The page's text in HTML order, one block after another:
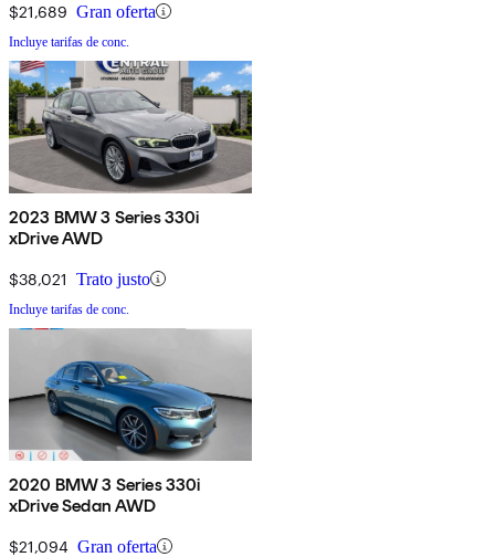
$21,689 Gran oferta
Incluye tarifas de conc.
2023 BMW 3 Series 330i
xDrive AWD
$38,021 Trato justo
Incluye tarifas de conc.
2020 BMW 3 Series 330i
xDrive Sedan AWD
$21,094 Gran oferta